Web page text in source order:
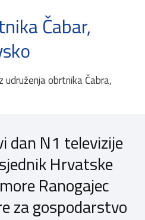
Čabar,
obrtnika Čabra,
dan N1 televizije
Hrvatske
Ranogajec
za gospodarstvo